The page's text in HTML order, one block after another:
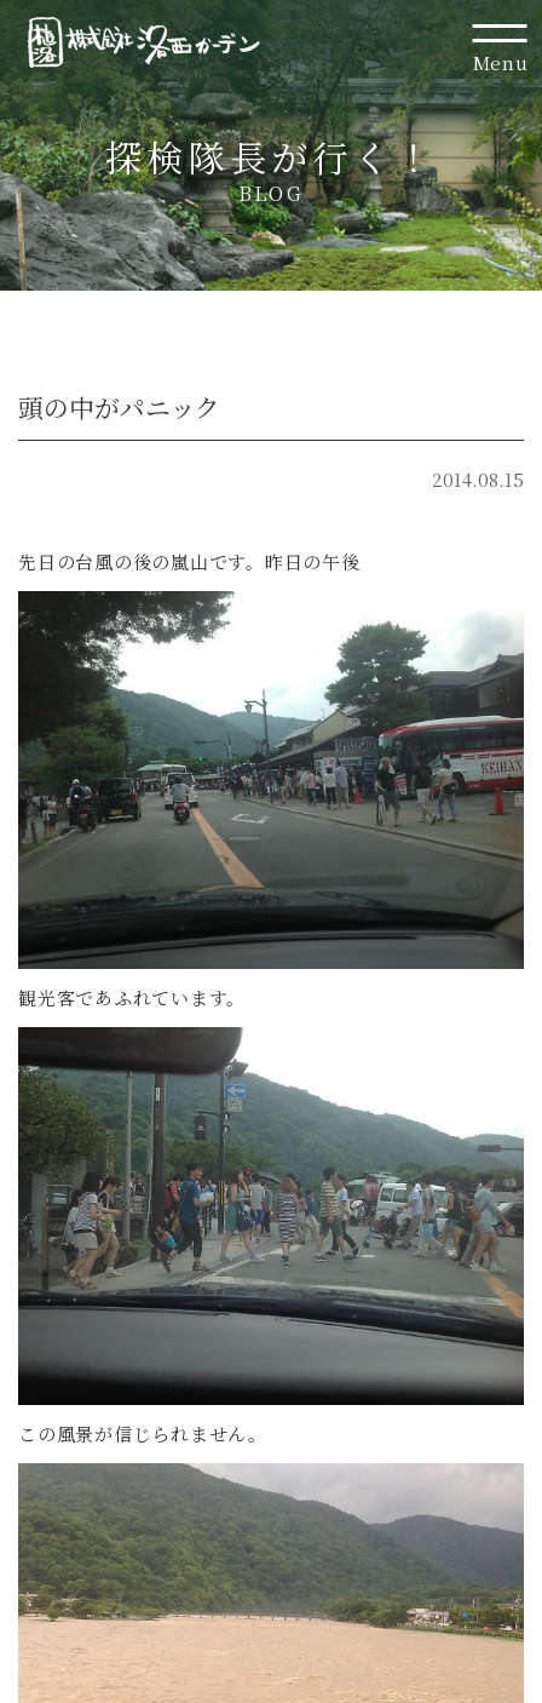
Menu
探検隊長が行く！
BLOG
頭の中がパニック
2014.08.15
先日の台風の後の嵐山です。昨日の午後
観光客であふれています。
この風景が信じられません。